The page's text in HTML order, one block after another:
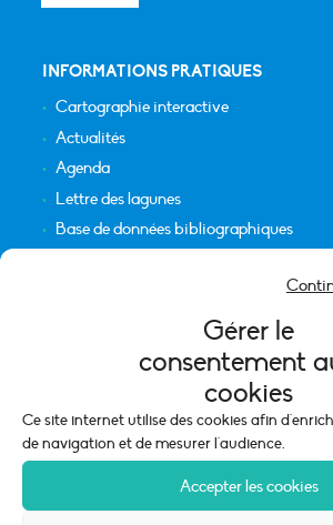
Gérer le
consentement
cookies
Ce site internet utilise des cookies afin
de navigation et de mesurer l'audience.
Accepter les cookies
INFORMATIONS PRATIQUES
Cartographie interactive
Actualités
Agenda
Lettre des lagunes
Base de données bibliographiques
Mentions légales
Politique de cookies (UE)